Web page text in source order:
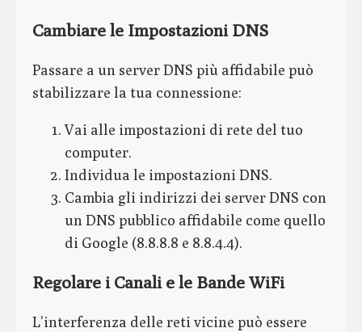
Cambiare le Impostazioni DNS
Passare a un server DNS più affidabile può
stabilizzare la tua connessione:
Vai alle impostazioni di rete del tuo
computer.
Individua le impostazioni DNS.
Cambia gli indirizzi dei server DNS con
un DNS pubblico affidabile come quello
di Google (8.8.8.8 e 8.8.4.4).
Regolare i Canali e le Bande WiFi
L’interferenza delle reti vicine può essere